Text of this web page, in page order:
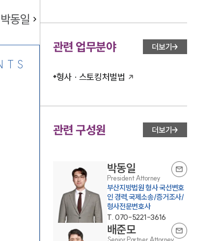
박동일
관련 업무분야 더보기
형사 · 스토킹처벌법
관련 구성원 더보기
박동일
President Attorney
부산지방법원 형사 국선변호
인 경력,국제소송/증거조사/
형사전문변호사
T. 070-5221-3616
배준모